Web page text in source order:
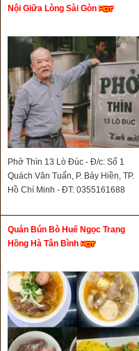
Nội Giữa Lòng Sài Gòn
Phở Thìn 13 Lò Đúc - Đ/c: Số 1
Quách Văn Tuấn, P. Bảy Hiền, TP.
Hồ Chí Minh - ĐT: 0355161688
Quán Bún Bò Huế Ngọc Trang
Hồng Hà Tân Bình